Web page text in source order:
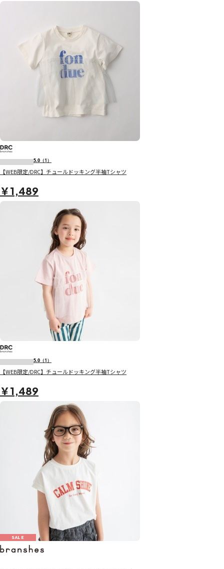
5.0 （1）
【WEB限定/DRC】チュールドッキング半袖Tシャツ
￥1,489
5.0 （1）
【WEB限定/DRC】チュールドッキング半袖Tシャツ
￥1,489
SALE